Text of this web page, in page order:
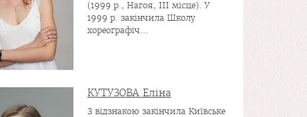
(1999 р., Нагоя, ІІІ місце). У
1999 р. закінчила Школу
хореографіч...
КУТУЗОВА Еліна
З відзнакою закінчила Київське